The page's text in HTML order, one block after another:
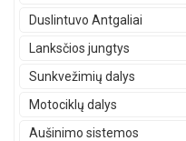
Duslintuvo Antgaliai
Lanksčios jungtys
Sunkvežimių dalys
Motociklų dalys
Aušinimo sistemos